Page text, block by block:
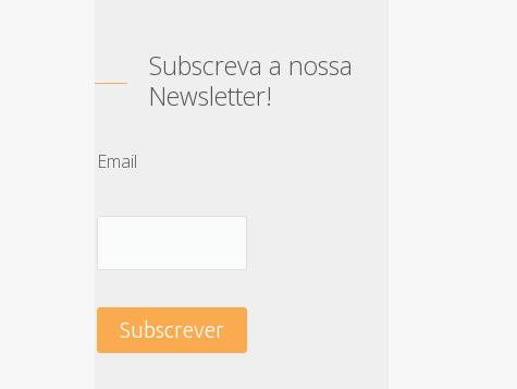
Subscreva a nossa
Newsletter!
Email